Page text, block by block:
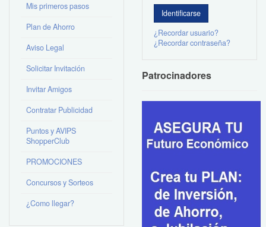
Mis primeros pasos
Plan de Ahorro
Aviso Legal
Solicitar Invitación
Invitar Amigos
Contratar Publicidad
Puntos y AVIPS
ShopperClub
PROMOCIONES
Concursos y Sorteos
¿Como llegar?
¿Recordar usuario?
¿Recordar contraseña?
Patrocinadores